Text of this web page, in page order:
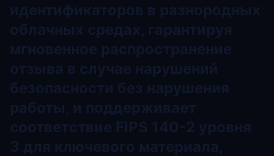
идентификаторов в разнородных
облачных средах, гарантируя
мгновенное распространение
отзыва в случае нарушений
безопасности без нарушения
работы, и поддерживает
соответствие FIPS 140-2 уровня
3 для ключевого материала,